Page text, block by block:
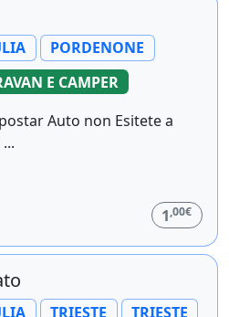
PORDENONE
E CAMPER
Auto non Esitete a
1,00€
TRIESTE
TRIESTE